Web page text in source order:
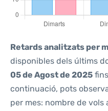
Retards analitzats per
disponibles dels últims
05 de Agost de 2025
continuació, pots
per mes: nombre de